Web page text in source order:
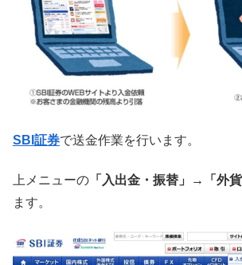
SBI証券で送金作業を行います。
上メニューの 「入出金・振替」→「外貨
ます。